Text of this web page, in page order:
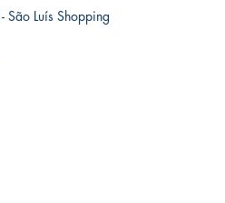
- São Luís Shopping